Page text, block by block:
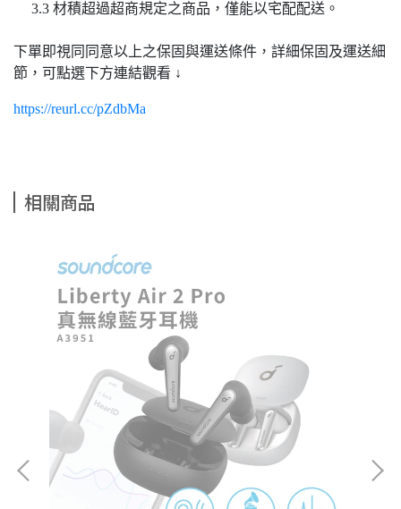
3.3 材積超過超商規定之商品，僅能以宅配配送。
下單即視同同意以上之保固與運送條件，詳細保固及運送細
節，可點選下方連結觀看 ↓
https://reurl.cc/pZdbMa
相關商品